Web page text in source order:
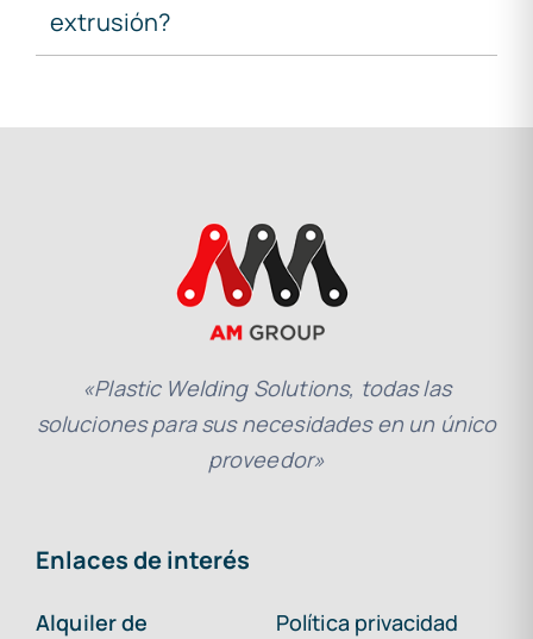
extrusión?
«Plastic Welding Solutions, todas las
soluciones para sus necesidades en un único
proveedor»
Enlaces de interés
Alquiler de
Política privacidad